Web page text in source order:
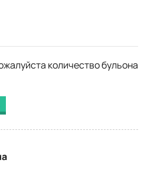
количество бульона